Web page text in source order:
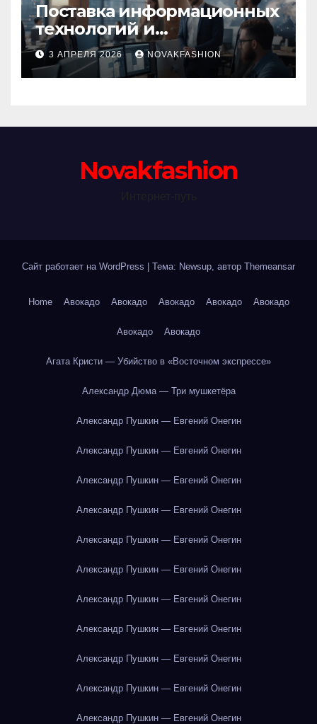
Поставка информационных
технологий и
инновационные решения
3 АПРЕЛЯ 2026 NOVAKFASHION
Novakfashion
Сайт работает на WordPress Тема: Newsup, автор Themeansar
Home Авокадо Авокадо Авокадо Авокадо Авокадо
Авокадо Авокадо
Агата Кристи — Убийство в «Восточном экспрессе»
Александр Дюма — Три мушкетёра
Александр Пушкин — Евгений Онегин
Александр Пушкин — Евгений Онегин
Александр Пушкин — Евгений Онегин
Александр Пушкин — Евгений Онегин
Александр Пушкин — Евгений Онегин
Александр Пушкин — Евгений Онегин
Александр Пушкин — Евгений Онегин
Александр Пушкин — Евгений Онегин
Александр Пушкин — Евгений Онегин
Александр Пушкин — Евгений Онегин
Александр Пушкин — Евгений Онегин